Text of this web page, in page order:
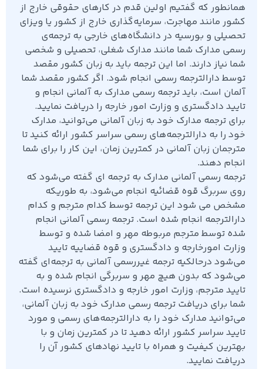
همانطور که گفتیم اولین قدم در کارهای حقوقی خارج از
کشور مانند مهاجرت، سرمایه‌گذاری خارج از کشور یا ویزای
تحصیلی و بورسیه در دانشگاه‌های خارجی به ترجمه‌ی
رسمی مدارک شما مانند مدارک شغلی، تحصیلی و شخصی
شما نیاز دارند. اما این ترجمه باید به زبان کشور مقصد
توسط دارالترجمه رسمی انجام شود. اگر کشور مقصد شما
آلمان است، باید ترجمه رسمی مدارک به آلمانی انجام و
تایید دادگستری و وزارت امور خارجه را دریافت نمایید.
برای ترجمه مدارک خود به زبان آلمانی می‌توانید، مدارک
خود را به دارالترجمه‌های رسمی سراسر کشور ارائه کنید تا
مترجمان زبان آلمانی در کمترین زمان، این کار را برای شما
انجام دهند.
ترجمه رسمی آلمانی مدارک به ترجمه ای گفته می‌شود که
روی سربرگ قوه قضائیه انجام می‌شود، به طوریکه
مشخص می شود این ترجمه توسط کدام مترجم و کدام
دارالترجمه انجام شده است. ترجمه رسمی آلمانی انجام
شده توسط مترجم مربوطه مهر و امضا شده و توسط
وزارت امورخارجه و دادگستری و قوه قضاییه تایید
می‌شود درحالکیه ترجمه غیررسمی آلمانی به ترجمه‌ای گفته
می‌شود که بدون هیچ مهر و سربرگی انجام شده و به
تایید مترجم، وزارت امور خارجه و دادگستری نرسیده است.
شما برای دریافت ترجمه رسمی مدارک خود به زبان آلمانی،
می‌توانید مدارک خود را به دارالترجمه‌های رسمی و مورد
تایید سراسر کشور ارائه دهید تا در کمترین زمان و با
بهترین کیفیت و همراه با تایید نهادهای کشور آن را
دریافت نمایید.